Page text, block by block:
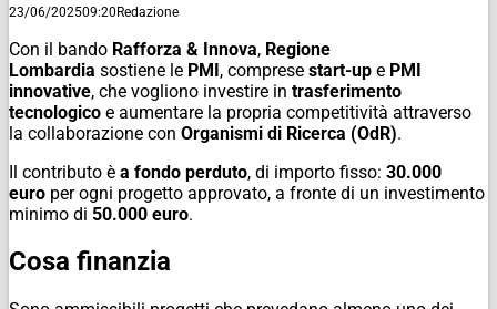
23/06/202509:20Redazione
Con il bando Rafforza & Innova, Regione
Lombardia sostiene le PMI, comprese start-up e PMI
innovative, che vogliono investire in trasferimento
tecnologico e aumentare la propria competitività attraverso
la collaborazione con Organismi di Ricerca (OdR).
Il contributo è a fondo perduto, di importo fisso: 30.000
euro per ogni progetto approvato, a fronte di un investimento
minimo di 50.000 euro.
Cosa finanzia